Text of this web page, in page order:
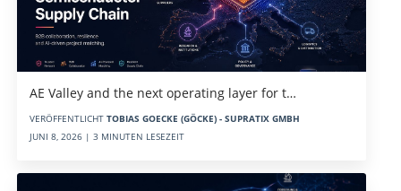
AE Valley and the next operating layer for t…
VERÖFFENTLICHT TOBIAS GOECKE (GÖCKE) - SUPRATIX GMBH
JUNI 8, 2026 | 3 MINUTEN LESEZEIT